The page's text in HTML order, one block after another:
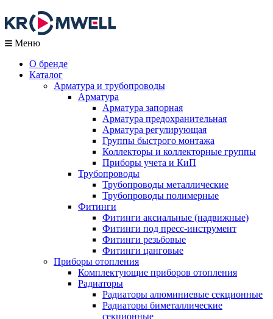
Меню
О бренде
Каталог
Арматура и трубопроводы
Арматура
Арматура запорная
Арматура предохранительная
Арматура регулирующая
Группы быстрого монтажа
Коллекторы и коллекторные группы
Приборы учета и КиП
Трубопроводы
Трубопроводы металлические
Трубопроводы полимерные
Фитинги
Фитинги аксиальные (надвижные)
Фитинги под пресс-инструмент
Фитинги резьбовые
Фитинги цанговые
Приборы отопления
Комплектующие приборов отопления
Радиаторы
Радиаторы алюминиевые секционные
Радиаторы биметаллические
секционные